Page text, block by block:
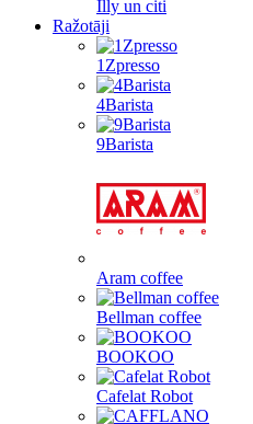
Illy un citi
Ražotāji
1Zpresso
4Barista
9Barista
Aram coffee
Bellman coffee
BOOKOO
Cafelat Robot